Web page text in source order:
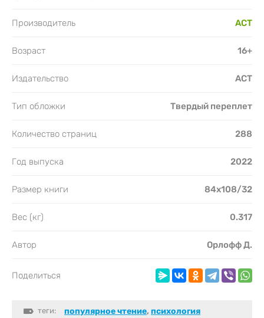
Производитель АСТ
Возраст 16+
Издательство АСТ
Тип обложки Твердый переплет
Количество страниц 288
Год выпуска 2022
Размер книги 84x108/32
Вес (кг) 0.317
Автор Орлофф Д.
Поделиться
теги: популярное чтение, психология